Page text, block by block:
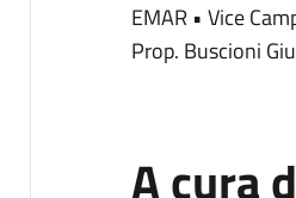
EMAR • Vice
Prop. Buscioni
A cura